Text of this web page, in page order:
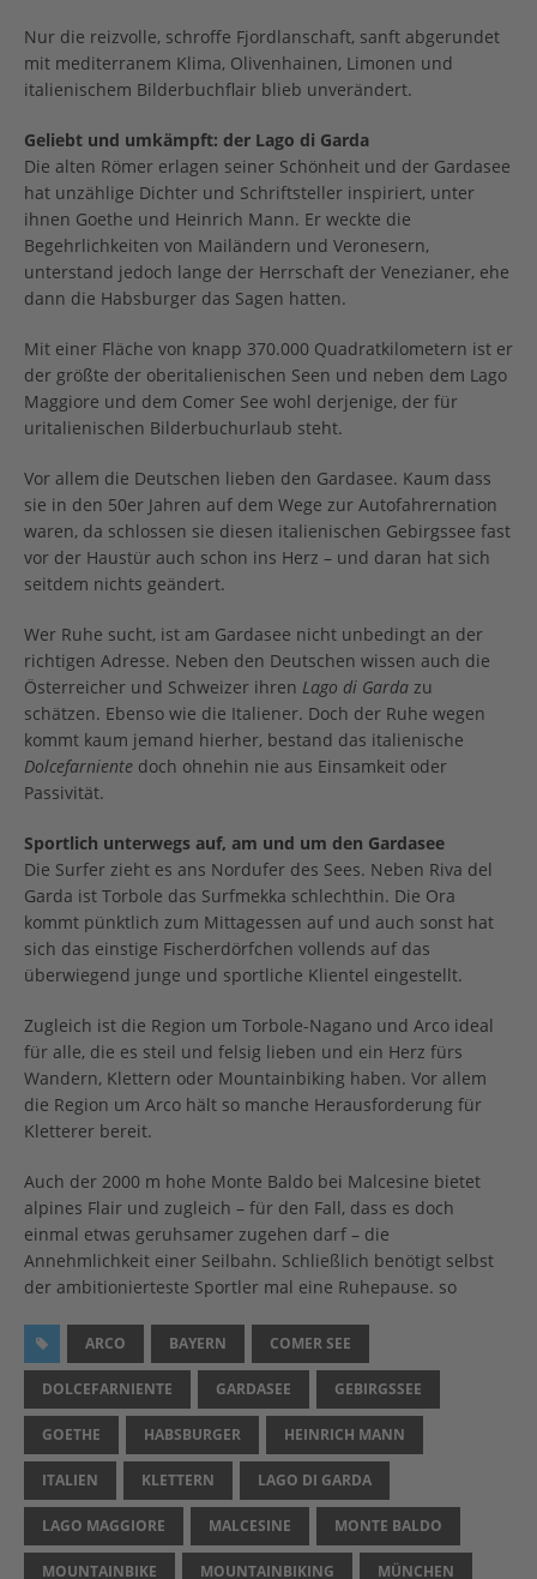
Nur die reizvolle, schroffe Fjordlanschaft, sanft abgerundet
mit mediterranem Klima, Olivenhainen, Limonen und
italienischem Bilderbuchflair blieb unverändert.
Geliebt und umkämpft: der Lago di Garda
Die alten Römer erlagen seiner Schönheit und der Gardasee
hat unzählige Dichter und Schriftsteller inspiriert, unter
ihnen Goethe und Heinrich Mann. Er weckte die
Begehrlichkeiten von Mailändern und Veronesern,
unterstand jedoch lange der Herrschaft der Venezianer, ehe
dann die Habsburger das Sagen hatten.
Mit einer Fläche von knapp 370.000 Quadratkilometern ist er
der größte der oberitalienischen Seen und neben dem Lago
Maggiore und dem Comer See wohl derjenige, der für
uritalienischen Bilderbuchurlaub steht.
Vor allem die Deutschen lieben den Gardasee. Kaum dass
sie in den 50er Jahren auf dem Wege zur Autofahrernation
waren, da schlossen sie diesen italienischen Gebirgssee fast
vor der Haustür auch schon ins Herz – und daran hat sich
seitdem nichts geändert.
Wer Ruhe sucht, ist am Gardasee nicht unbedingt an der
richtigen Adresse. Neben den Deutschen wissen auch die
Österreicher und Schweizer ihren Lago di Garda zu
schätzen. Ebenso wie die Italiener. Doch der Ruhe wegen
kommt kaum jemand hierher, bestand das italienische
Dolcefarniente doch ohnehin nie aus Einsamkeit oder
Passivität.
Sportlich unterwegs auf, am und um den Gardasee
Die Surfer zieht es ans Nordufer des Sees. Neben Riva del
Garda ist Torbole das Surfmekka schlechthin. Die Ora
kommt pünktlich zum Mittagessen auf und auch sonst hat
sich das einstige Fischerdörfchen vollends auf das
überwiegend junge und sportliche Klientel eingestellt.
Zugleich ist die Region um Torbole-Nagano und Arco ideal
für alle, die es steil und felsig lieben und ein Herz fürs
Wandern, Klettern oder Mountainbiking haben. Vor allem
die Region um Arco hält so manche Herausforderung für
Kletterer bereit.
Auch der 2000 m hohe Monte Baldo bei Malcesine bietet
alpines Flair und zugleich – für den Fall, dass es doch
einmal etwas geruhsamer zugehen darf – die
Annehmlichkeit einer Seilbahn. Schließlich benötigt selbst
der ambitionierteste Sportler mal eine Ruhepause. so
ARCO BAYERN COMER SEE
DOLCEFARNIENTE GARDASEE GEBIRGSSEE
GOETHE HABSBURGER HEINRICH MANN
ITALIEN KLETTERN LAGO DI GARDA
LAGO MAGGIORE MALCESINE MONTE BALDO
MOUNTAINBIKE MOUNTAINBIKING MÜNCHEN